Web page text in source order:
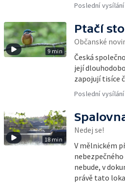
Poslední vysílání
9 min
Ptačí
Občanské
Česká
její
zapojují tisíce
Poslední vysílání
18 min
Nedej se!
V mělnickém
nebude, v
právě tato